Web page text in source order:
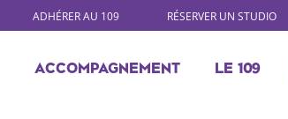
ADHÉRER AU 109 RÉSERVER UN STUDIO
ACCOMPAGNEMENT LE 109